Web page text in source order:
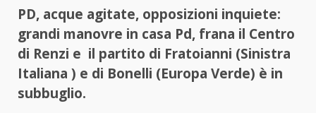
PD, acque agitate, opposizioni inquiete:
grandi manovre in casa Pd, frana il Centro
di Renzi e il partito di Fratoianni (Sinistra
Italiana ) e di Bonelli (Europa Verde) è in
subbuglio.